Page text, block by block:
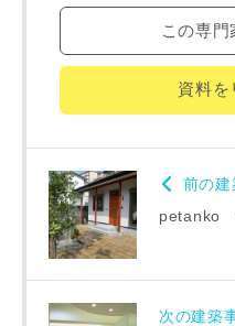
この専門
資料を
前の建
petanko
次の建築
ご住所
-
市区町村